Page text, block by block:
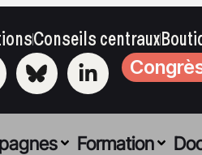
Conseils centraux
Formation